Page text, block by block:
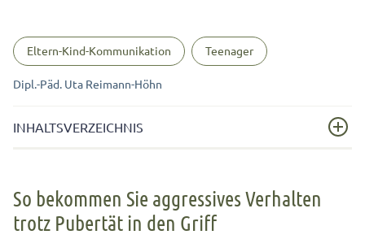
Eltern-Kind-Kommunikation Teenager
Dipl.-Päd. Uta Reimann-Höhn
INHALTSVERZEICHNIS
in den Griff
Anti-Aggressions-Regeln bei aggressivem Verhalten in
So bekommen Sie aggressives Verhalten
trotz Pubertät in den Griff